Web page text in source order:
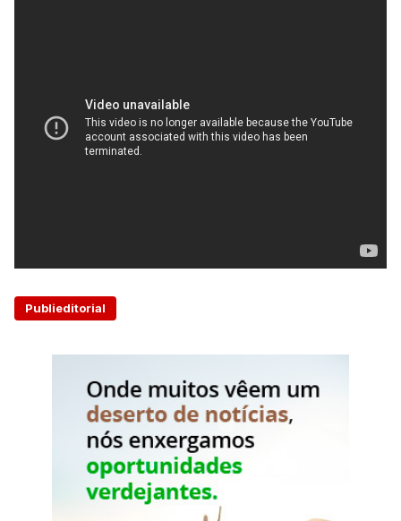
Publieditorial